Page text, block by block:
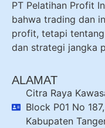
PT Pelatihan Profit
bahwa trading dan
profit, tetapi
dan strategi jangka
ALAMAT
Citra Raya
Block P01 No
Kabupaten